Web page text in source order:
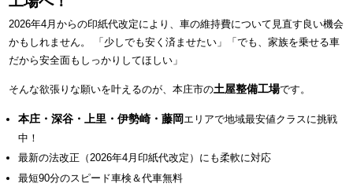
2026年4月からの印紙代改定により、車の維持費について見直す良い機会
かもしれません。 「少しでも安く済ませたい」「でも、家族を乗せる車
だから安全面もしっかりしてほしい」
そんな欲張りな願いを叶えるのが、本庄市の土屋整備工場です。
本庄・深谷・上里・伊勢崎・藤岡 エリアで地域最安値クラスに挑戦
中！
最新の法改正（2026年4月印紙代改定）にも柔軟に対応
最短90分のスピード車検＆代車無料